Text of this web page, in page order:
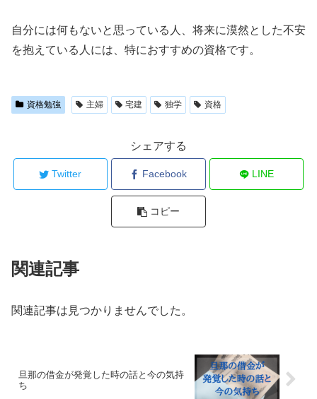
自分には何もないと思っている人、将来に漠然とした不安
を抱えている人には、特におすすめの資格です。
資格勉強 主婦 宅建 独学 資格
シェアする
Twitter Facebook LINE
コピー
関連記事
関連記事は見つかりませんでした。
旦那の借金が発覚した時の話と今の気持
ち